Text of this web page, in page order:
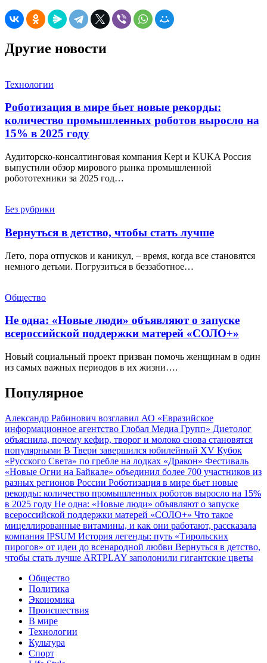
Другие новости
Технологии
Роботизация в мире бьет новые рекорды:
количество промышленных роботов выросло на
15% в 2025 году
Аудиторско-консалтинговая компания Kept и KUKA Россия
выпустили обзор мирового рынка промышленной
робототехники за 2025 год…
Без рубрики
Вернуться в детство, чтобы стать лучше
Лето, пора отпусков и каникул, – время, когда все становятся
немного детьми. Погрузиться в беззаботное…
Общество
Не одна: «Новые люди» объявляют о запуске
всероссийской поддержки матерей «СОЛО+»
Новый социальный проект призван помочь женщинам в один
из самых важных периодов в их жизни….
Популярное
Александр Рабинович возглавил АО «Евразийское
информационное агентство Глобал Медиа Групп» Диетолог
объяснила, почему кефир, творог и молоко снова становятся
популярными В Твери завершился юбилейный XV Кубок
«Русского Света» по гребле на лодках «Дракон» Фестиваль
«Новые Огни на Байкале» объединил более 700 участников из
разных регионов России Роботизация в мире бьет новые
рекорды: количество промышленных роботов выросло на 15%
в 2025 году Не одна: «Новые люди» объявляют о запуске
всероссийской поддержки матерей «СОЛО+» Что такое
мицеллированные витамины, и как они работают, рассказала
компания IPSUM История легенды: путь «Тирольских
пирогов» от идеи до всенародной любви Вернуться в детство,
чтобы стать лучше ARTPLAY заполонили гигантские цветы
Общество
Политика
Экономика
Происшествия
В мире
Технологии
Культура
Спорт